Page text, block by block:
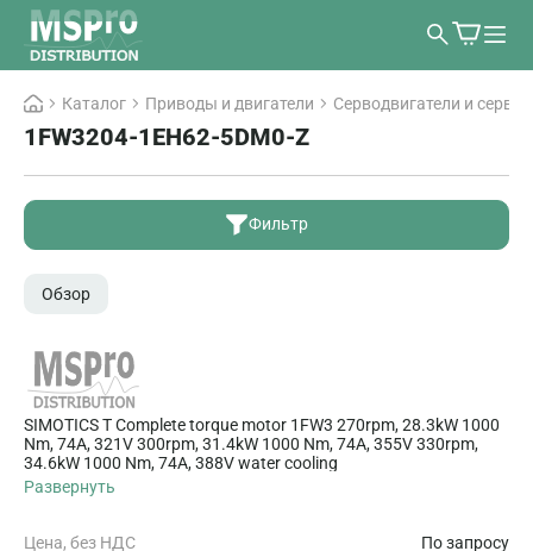
Каталог Приводы и двигатели Серводвигатели и
1FW3204-1EH62-5DM0-Z
Фильтр
Обзор
SIMOTICS T Complete torque motor 1FW3 270rpm, 28.3kW 1000
Nm, 74A, 321V 300rpm, 31.4kW 1000 Nm, 74A, 355V 330rpm,
34.6kW 1000 Nm, 74A, 388V water cooling
Развернуть
Цена, без НДС По запросу